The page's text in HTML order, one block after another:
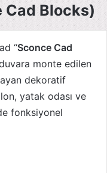
Cad Blocks)
“Sconce Cad
monte edilen
dekoratif
yatak odası ve
fonksiyonel